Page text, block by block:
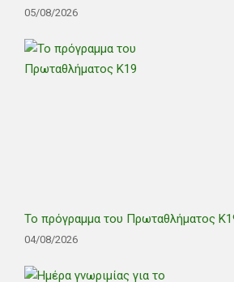
05/08/2026
Το πρόγραμμα του Πρωταθλήματος
04/08/2026